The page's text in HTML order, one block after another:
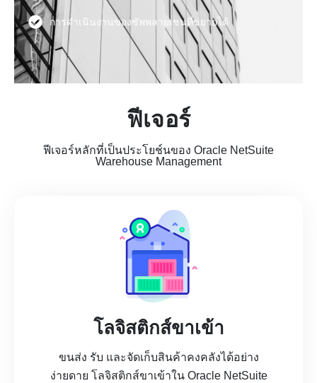
การดำเนินงานของซัพพลายเชนที่ขยายได้
ฟีเจอร์
ฟีเจอร์หลักที่เป็นประโยช์นของ Oracle NetSuite
Warehouse Management
โลจิสติกส์ขาเข้า
ขนส่ง รับ และจัดเก็บสินค้าคงคลังได้อย่าง
ง่ายดาย โลจิสติกส์ขาเข้าใน Oracle NetSuite